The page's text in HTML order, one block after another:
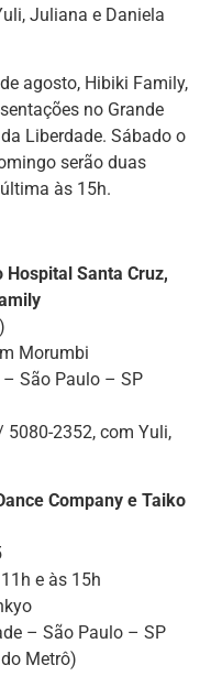
Juliana e Daniela
agosto, Hibiki Family,
no Grande
Liberdade. Sábado o
serão duas
às 15h.
Santa Cruz,
Morumbi
– São Paulo – SP
5080-2352, com Yuli,
Company e Taiko
e às 15h
– São Paulo – SP
Metrô)